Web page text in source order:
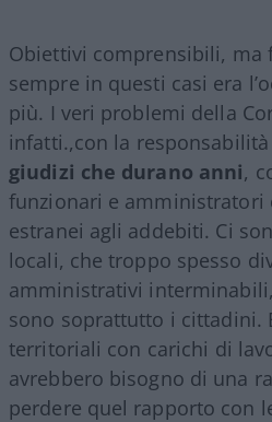
Obiettivi comprensibili, ma
sempre in questi casi era
più. I veri problemi della
infatti.,con la
giudizi che durano anni,
funzionari e amministratori
estranei agli addebiti. Ci
locali, che troppo spesso
amministrativi
sono soprattutto i cittadini.
territoriali con carichi di
avrebbero bisogno di una
perdere quel rapporto con